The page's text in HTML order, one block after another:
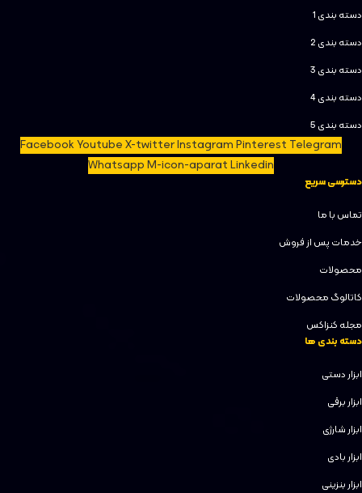
دسته بندی 1
دسته بندی 2
دسته بندی 3
دسته بندی 4
دسته بندی 5
FacebookYoutubeX-twitterInstagramPinterest Telegram
WhatsappM-icon-aparatLinkedin
دسترسی سریع
تماس با ما
خدمات پس از فروش
محصولات
کاتالوگ محصولات
مجله کنزاکس
دسته بندی ها
ابزار دستی
ابزار برقی
ابزار شارژی
ابزار بادی
ابزار بنزینی